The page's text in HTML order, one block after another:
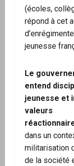
(écoles,
répond à cet
jeunesse
Le
entend
jeunesse et
valeurs
dans un
militarisation
de la société